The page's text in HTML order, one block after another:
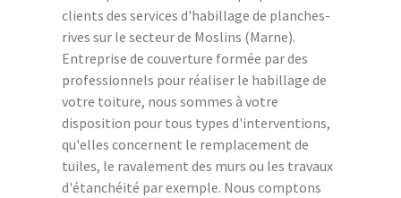
clients des services d'habillage de planches-
rives sur le secteur de Moslins (Marne).
Entreprise de couverture formée par des
professionnels pour réaliser le habillage de
votre toiture, nous sommes à votre
disposition pour tous types d'interventions,
qu'elles concernent le remplacement de
tuiles, le ravalement des murs ou les travaux
d'étanchéité par exemple. Nous comptons